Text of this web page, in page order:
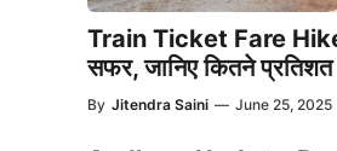
Train Ticket Fare Hike:
सफर, जानिए कितने
By Jitendra Saini — June 25, 2025